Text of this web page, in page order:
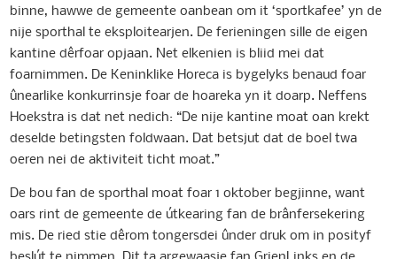
binne, hawwe de gemeente oanbean om it ‘sportkafee’ yn de
nije sporthal te eksploitearjen. De ferieningen sille de eigen
kantine dêrfoar opjaan. Net elkenien is bliid mei dat
foarnimmen. De Keninklike Horeca is bygelyks benaud foar
ûnearlike konkurrinsje foar de hoareka yn it doarp. Neffens
Hoekstra is dat net nedich: “De nije kantine moat oan krekt
deselde betingsten foldwaan. Dat betsjut dat de boel twa
oeren nei de aktiviteit ticht moat.”
De bou fan de sporthal moat foar 1 oktober begjinne, want
oars rint de gemeente de útkearing fan de brânfersekering
mis. De ried stie dêrom tongersdei ûnder druk om in posityf
beslút te nimmen. Dit ta argewaasje fan GrienLinks en de